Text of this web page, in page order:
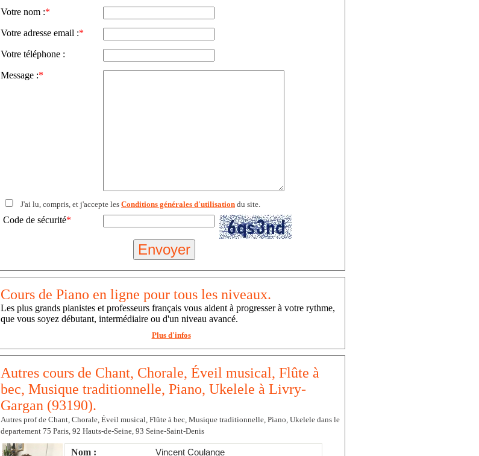
Votre nom :*
Votre adresse email :*
Votre téléphone :
Message :*
J'ai lu, compris, et j'accepte les Conditions générales d'utilisation du site.
Code de sécurité*
Cours de Piano en ligne pour tous les niveaux.
Les plus grands pianistes et professeurs français vous aident à progresser à votre rythme,
que vous soyez débutant, intermédiaire ou d'un niveau avancé.
Plus d'infos
Autres cours de Chant, Chorale, Éveil musical, Flûte à
bec, Musique traditionnelle, Piano, Ukelele à Livry-
Gargan (93190).
Autres prof de Chant, Chorale, Éveil musical, Flûte à bec, Musique traditionnelle, Piano, Ukelele dans le
departement 75 Paris, 92 Hauts-de-Seine, 93 Seine-Saint-Denis
Nom :
Vincent Coulange